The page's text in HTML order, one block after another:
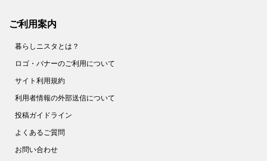
ご利用案内
暮らしニスタとは？
ロゴ・バナーのご利用について
サイト利用規約
利用者情報の外部送信について
投稿ガイドライン
よくあるご質問
お問い合わせ